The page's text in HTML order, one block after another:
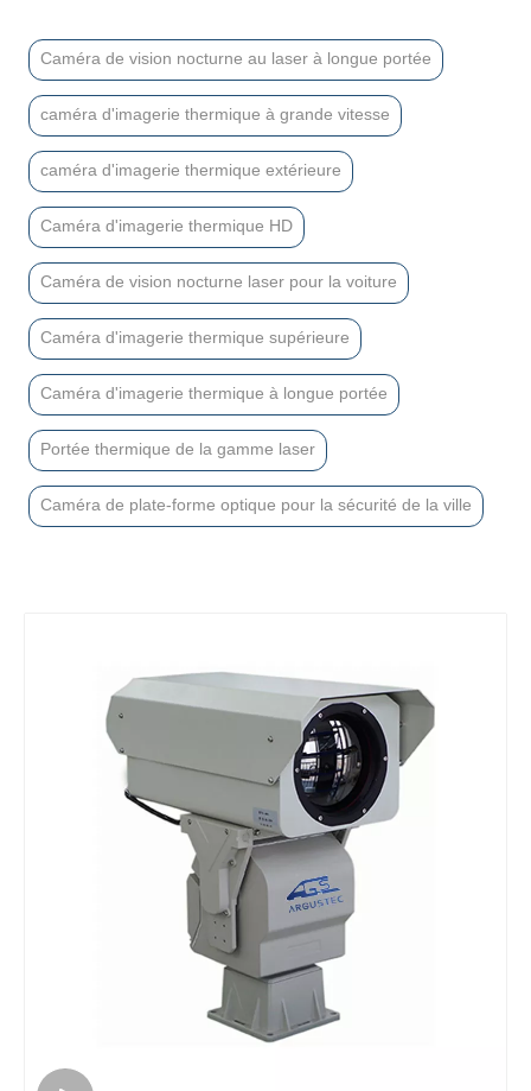
Caméra de vision nocturne au laser à longue portée
caméra d'imagerie thermique à grande vitesse
caméra d'imagerie thermique extérieure
Caméra d'imagerie thermique HD
Caméra de vision nocturne laser pour la voiture
Caméra d'imagerie thermique supérieure
Caméra d'imagerie thermique à longue portée
Portée thermique de la gamme laser
Caméra de plate-forme optique pour la sécurité de la ville